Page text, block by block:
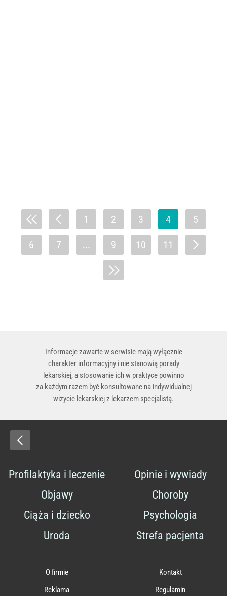
1 2 3 4 5
6 7 ... 9 10 11
Informacje zawarte w serwisie mają wyłącznie
charakter informacyjny i nie stanowią porady
lekarskiej, a stosowanie ich w praktyce powinno
za każdym razem być konsultowane na indywidualnej
wizycie lekarskiej z lekarzem specjalistą.
Profilaktyka i leczenie
Opinie i wywiady
Objawy
Choroby
Ciąża i dziecko
Psychologia
Uroda
Strefa pacjenta
O firmie
Kontakt
Reklama
Regulamin